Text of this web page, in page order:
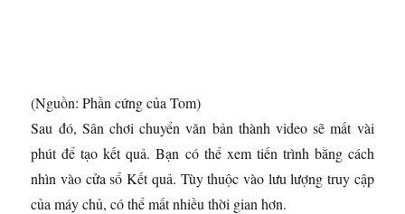
(Nguồn: Phần cứng của Tom)
Sau đó, Sân chơi chuyển văn bản thành video sẽ mất vài
phút để tạo kết quả. Bạn có thể xem tiến trình bằng cách
nhìn vào cửa sổ Kết quả. Tùy thuộc vào lưu lượng truy cập
của máy chủ, có thể mất nhiều thời gian hơn.